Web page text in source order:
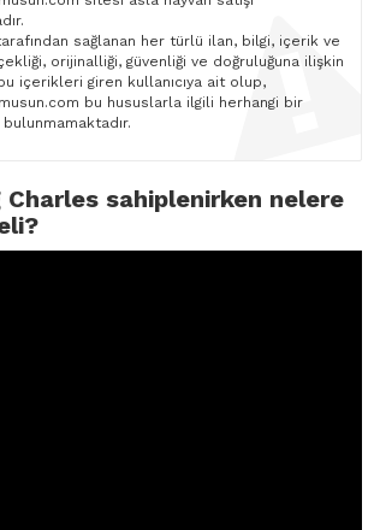
sağlanan her türlü ilan, bilgi, içerik ve
orijinalliği, güvenliği ve doğruluğuna ilişkin
içerikleri giren kullanıcıya ait olup,
bu hususlarla ilgili herhangi bir
Charles sahiplenirken nelere